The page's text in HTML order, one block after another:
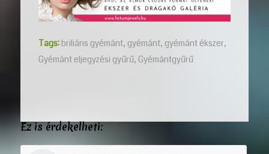
Tags: briliáns gyémánt, gyémánt, gyémánt ékszer,
Gyémánt eljegyzési gyűrű, Gyémántgyűrű
Ez is érdekelheti: